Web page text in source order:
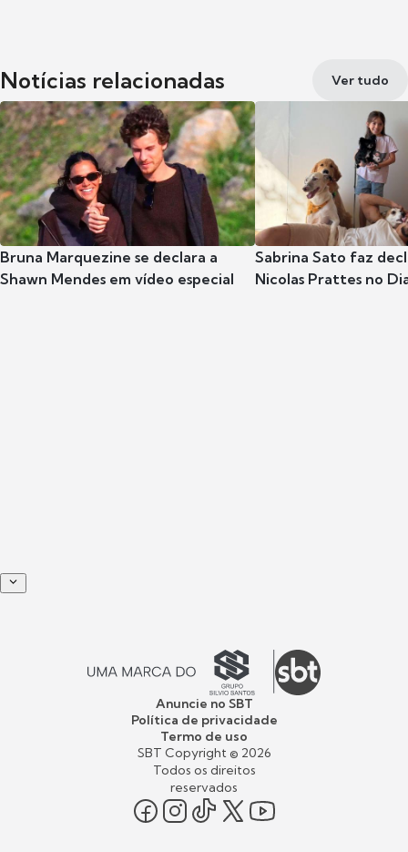
Notícias relacionadas Ver tudo
Bruna Marquezine se declara a
Shawn Mendes em vídeo especial
Sabrina Sato faz
Nicolas Prattes no
Anuncie no SBT
Política de privacidade
Termo de uso
SBT Copyright © 2026
Todos os direitos
reservados